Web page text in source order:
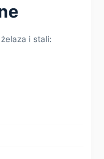
i stali: